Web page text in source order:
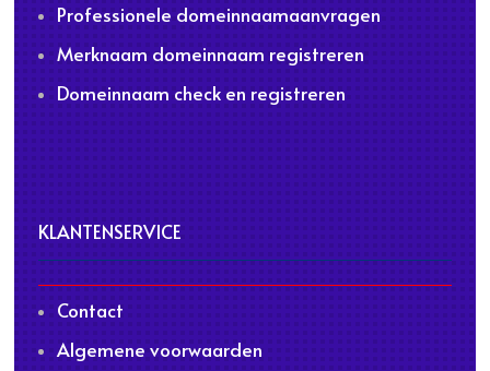
Professionele domeinnaamaanvragen
Merknaam domeinnaam registreren
Domeinnaam check en registreren
KLANTENSERVICE
Contact
Algemene voorwaarden